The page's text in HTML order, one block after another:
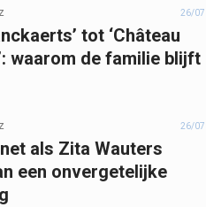
26/07
tot ‘Château
waarom de familie blijft
26/07
als Zita Wauters
een onvergetelijke